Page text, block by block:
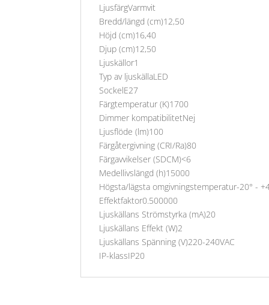
LjusfärgVarmvit
Bredd/längd (cm)12,50
Höjd (cm)16,40
Djup (cm)12,50
Ljuskällor1
Typ av ljuskällaLED
SockelE27
Färgtemperatur (K)1700
Dimmer kompatibilitetNej
Ljusflöde (lm)100
Färgåtergivning (CRI/Ra)80
Färgavvikelser (SDCM)<6
Medellivslängd (h)15000
Högsta/lägsta omgivningstemperatur-20° -
Effektfaktor0.500000
Ljuskällans Strömstyrka (mA)20
Ljuskällans Effekt (W)2
Ljuskällans Spänning (V)220-240VAC
IP-klassIP20